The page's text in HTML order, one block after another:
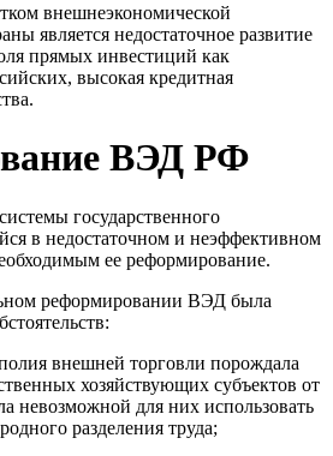
внешнеэкономической
является недостаточное развитие
прямых инвестиций как
высокая кредитная
ВЭД РФ
государственного
в недостаточном и неэффективном
ее реформирование.
реформировании ВЭД была
внешней торговли порождала
хозяйствующих субъектов от
невозможной для них использовать
разделения труда;